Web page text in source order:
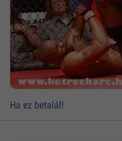
Ha ez betalál!